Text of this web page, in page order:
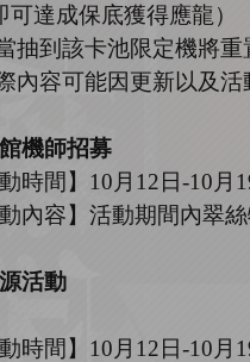
可達成保底獲得應龍）
抽到該卡池限定機將重
內容可能因更新以及
機師招募
時間】 10 月 12日-10 月
動內容】活動期間內翠
活動
時間】 10 月 12日-10 月